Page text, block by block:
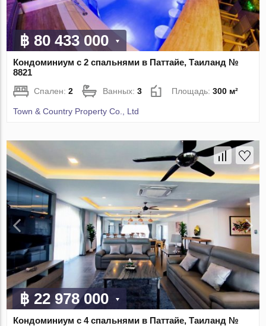
฿ 80 433 000
Кондоминиум с 2 спальнями в Паттайе, Таиланд №
8821
Спален:2 Ванных:3 Площадь:300 м²
Town & Country Property Co., Ltd
฿ 22 978 000
Кондоминиум с 4 спальнями в Паттайе, Таиланд №